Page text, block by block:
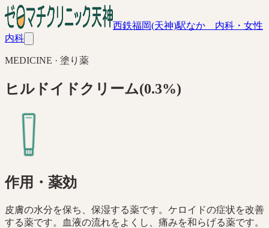
西鉄福岡(天神)駅なか 内科・女性
内科
MEDICINE · 塗り薬
ヒルドイドクリーム(0.3%)
作用・薬効
皮膚の水分を保ち、保湿する薬です。ケロイドの症状を改善
する薬です。血液の流れをよくし、痛みを和らげる薬です。